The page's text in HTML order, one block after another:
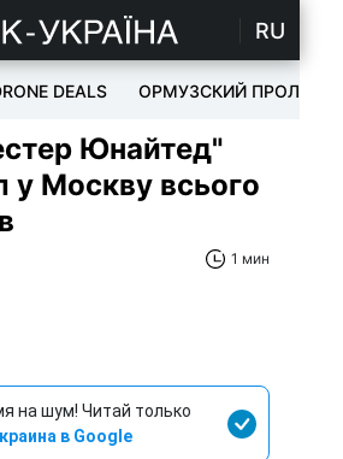
RU
DEALS ОРМУЗСКИЙ ПРОЛИВ
Юнайтед"
у Москву всього
1 мин
на шум! Читай только
в Google